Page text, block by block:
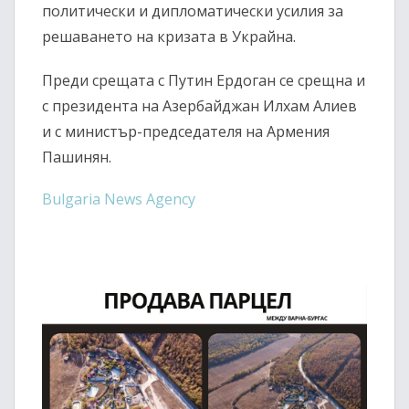
политически и дипломатически усилия за
решаването на кризата в Украйна.
Преди срещата с Путин Ердоган се срещна и
с президента на Азербайджан Илхам Алиев
и с министър-председателя на Армения
Пашинян.
Bulgaria News Agency